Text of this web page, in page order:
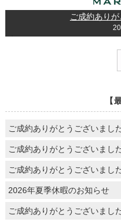
ご成約ありが
【
ご成約ありがとうございました
ご成約ありがとうございました
ご成約ありがとうございました
2026年夏季休暇のお知らせ
ご成約ありがとうございました